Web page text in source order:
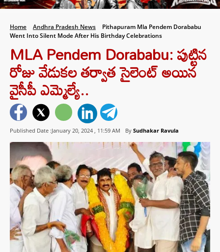
Home Andhra Pradesh News
Pithapuram Mla Pendem Dorababu
Went Into Silent Mode After His Birthday Celebrations
MLA Pendem Dorababu: పుట్టిన
రోజు వేడుకల తర్వాత సైలెంట్‌ అయిన
వైసీపీ ఎమ్మెల్యే..
Published Date :January 20, 2024 , 11:59 AM By Sudhakar Ravula